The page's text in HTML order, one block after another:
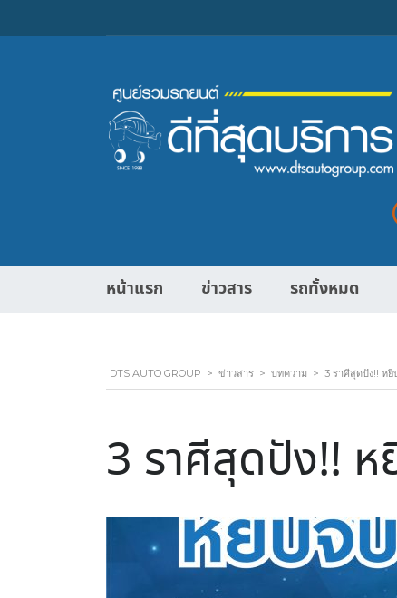
หน้าแรก ข่าวสาร รถทั้งหมด
DTS AUTO GROUP > ข่าวสาร > บทความ > 3 ราศีสุดปัง!! หยิ
3 ราศีสุดปัง!! ห